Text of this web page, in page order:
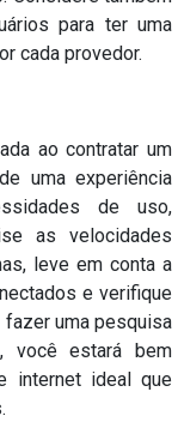
para ter uma
cada provedor.
ao contratar um
uma experiência
de uso,
as velocidades
leve em conta a
e verifique
uma pesquisa
você estará bem
internet ideal que